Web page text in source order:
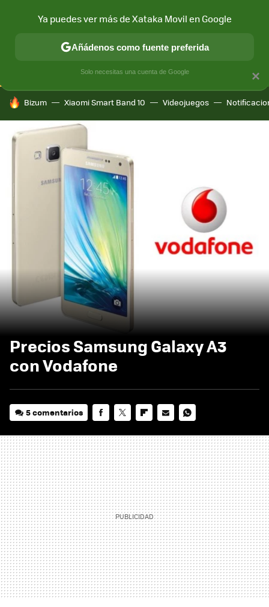
CONECTIVIDAD MÓVIL Y SOCIEDAD APLICACIONES
HOY SE HABLA DE
Bizum Xiaomi Smart Band 10 Videojuegos
Precios Samsung Galaxy A3
con Vodafone
5 comentarios
MAIL
×
Ya puedes ver más de Xataka Movil en Google
Añádenos como fuente preferida
Solo necesitas una cuenta de Google